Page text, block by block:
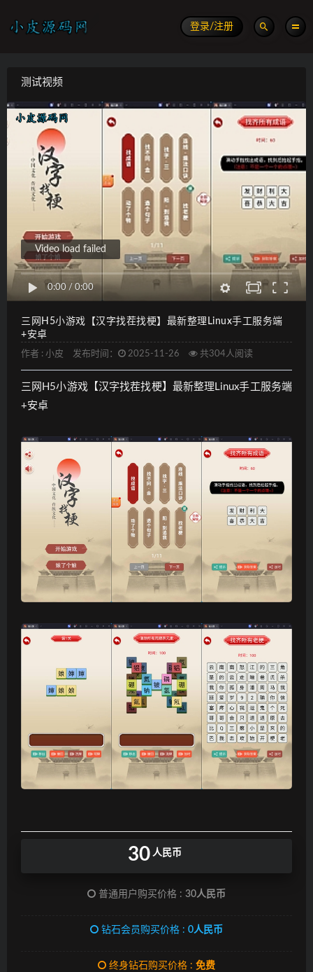
登录/注册
测试视频
0:00 / 0:00
Video load failed
三网H5小游戏【汉字找茬找梗】最新整理Linux手工服务端
+安卓
作者 : 小皮 发布时间： 2025-11-26 共304人阅读
三网H5小游戏【汉字找茬找梗】最新整理Linux手工服务端
+安卓
30 人民币
普通用户购买价格 : 30人民币
钻石会员购买价格 : 0人民币
终身钻石购买价格 : 免费